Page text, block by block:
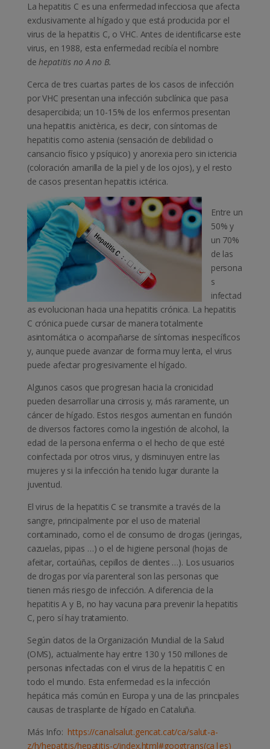
La hepatitis C es una enfermedad infecciosa que afecta
exclusivamente al hígado y que está producida por el
virus de la hepatitis C, o VHC. Antes de identificarse este
virus, en 1988, esta enfermedad recibía el nombre
dehepatitis no A no B.
Cerca de tres cuartas partes de los casos de infección
por VHC presentan una infección subclínica que pasa
desapercibida; un 10-15% de los enfermos presentan
una hepatitis anictèrica, es decir, con síntomas de
hepatitis como astenia (sensación de debilidad o
cansancio físico y psíquico) y anorexia pero sin ictericia
(coloración amarilla de la piel y de los ojos), y el resto
de casos presentan hepatitis ictérica.
Entre un
50% y
un 70%
de las
persona
s
infectad
as evolucionan hacia una hepatitis crónica. La hepatitis
C crónica puede cursar de manera totalmente
asintomática o acompañarse de síntomas inespecíficos
y, aunque puede avanzar de forma muy lenta, el virus
puede afectar progresivamente el hígado.
Algunos casos que progresan hacia la cronicidad
pueden desarrollar una cirrosis y, más raramente, un
cáncer de hígado. Estos riesgos aumentan en función
de diversos factores como la ingestión de alcohol, la
edad de la persona enferma o el hecho de que esté
coinfectada por otros virus, y disminuyen entre las
mujeres y si la infección ha tenido lugar durante la
juventud.
El virus de la hepatitis C se transmite a través de la
sangre, principalmente por el uso de material
contaminado, como el de consumo de drogas (jeringas,
cazuelas, pipas …) o el de higiene personal (hojas de
afeitar, cortaúñas, cepillos de dientes …). Los usuarios
de drogas por vía parenteral son las personas que
tienen más riesgo de infección. A diferencia de la
hepatitis A y B, no hay vacuna para prevenir la hepatitis
C, pero sí hay tratamiento.
Según datos de la Organización Mundial de la Salud
(OMS), actualmente hay entre 130 y 150 millones de
personas infectadas con el virus de la hepatitis C en
todo el mundo. Esta enfermedad es la infección
hepática más común en Europa y una de las principales
causas de trasplante de hígado en Cataluña.
Más Info: https://canalsalut.gencat.cat/ca/salut-a-
z/h/hepatitis/hepatitis-c/index.html#googtrans(ca|es)